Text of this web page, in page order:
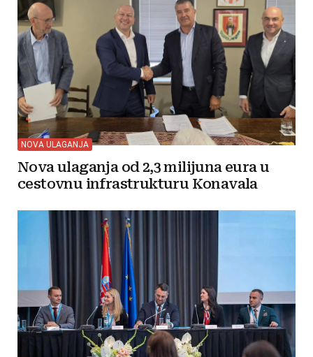
NOVA ULAGANJA
Nova ulaganja od 2,3 milijuna eura u
cestovnu infrastrukturu Konavala